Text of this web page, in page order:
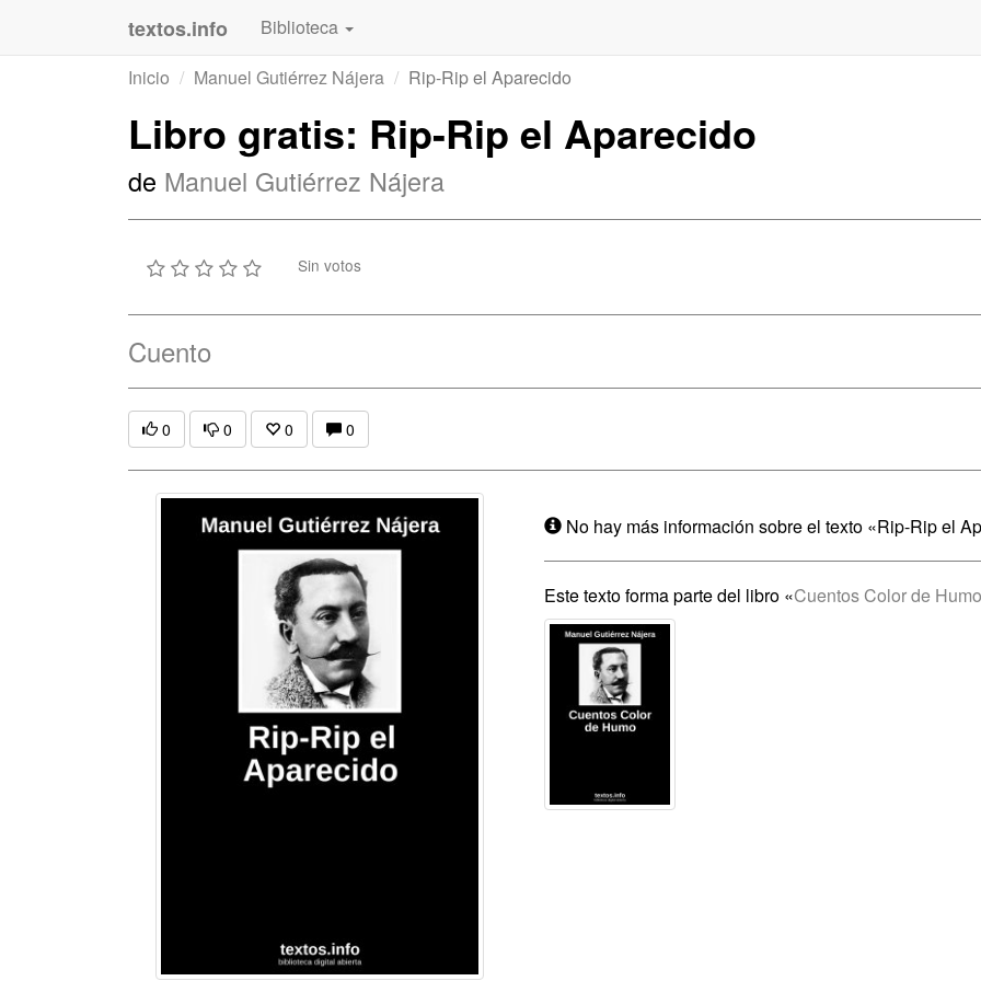
textos.info Biblioteca
Inicio
Manuel Gutiérrez Nájera Rip-Rip el Aparecido
Libro gratis: Rip-Rip el Aparecido
de Manuel Gutiérrez Nájera
Sin votos
Cuento
0 0 0 0
No hay más información sobre el texto «Rip-Rip el
Este texto forma parte del libro «Cuentos Color de Humo